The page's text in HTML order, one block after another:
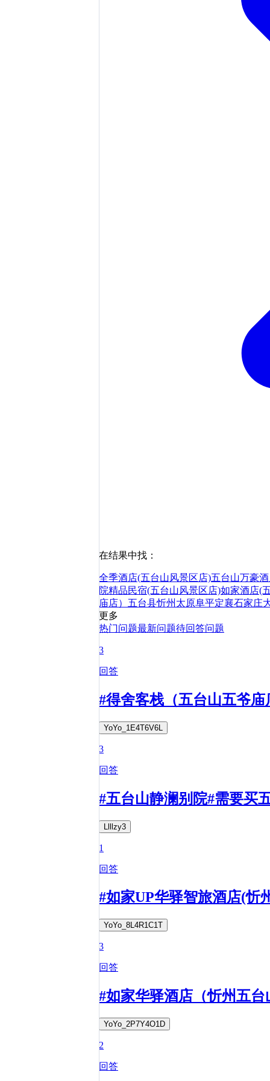
在结果中找：
全季酒店(五台山风景区店)五台山万豪
院精品民宿(五台山风景区店)如家酒店(
庙店） 五台县忻州 太原阜平定襄石家庄
更多
热门问题最新问题待回答问题
3
回答
#得舍客栈（五台山五爷
YoYo_1E4T6V6L
3
回答
#五台山静澜别院#需要买
Llllzy3
1
回答
#如家UP华驿智旅酒店(忻
YoYo_8L4R1C1T
3
回答
#如家华驿酒店（忻州五
YoYo_2P7Y4O1D
2
回答